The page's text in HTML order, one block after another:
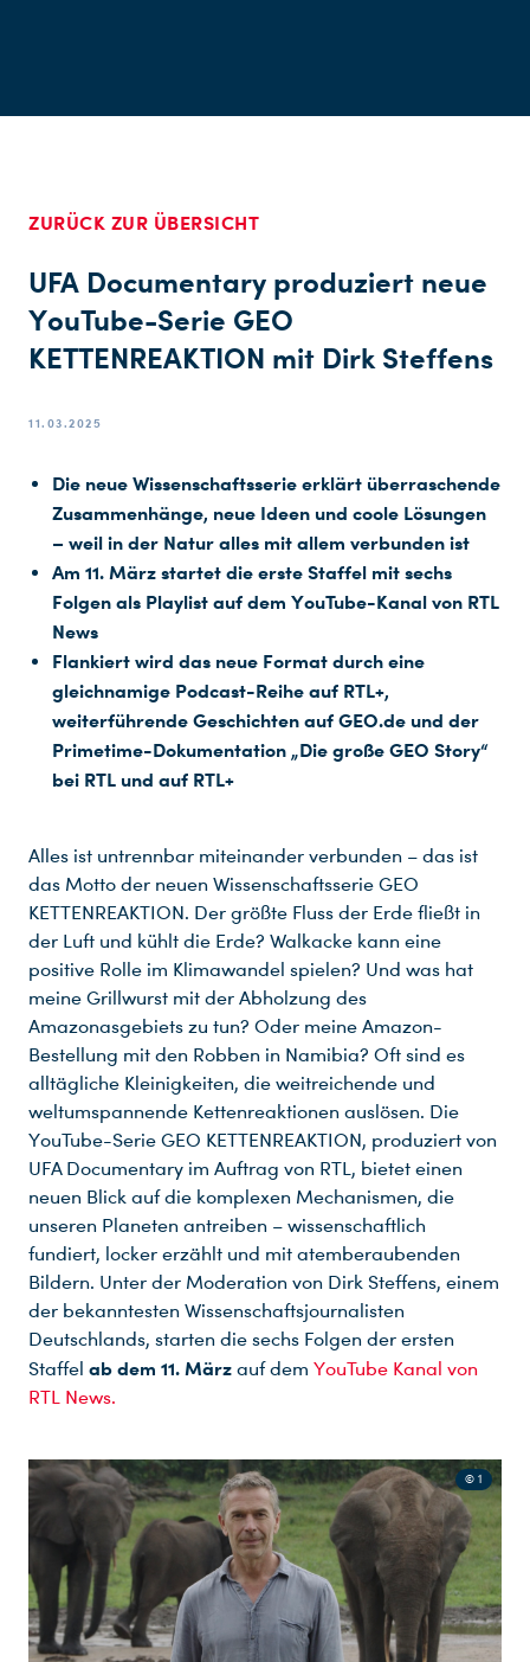
ZURÜCK ZUR ÜBERSICHT
UFA Documentary produziert neue
YouTube-Serie GEO
KETTENREAKTION mit Dirk Steffens
11.03.2025
Die neue Wissenschaftsserie erklärt überraschende
Zusammenhänge, neue Ideen und coole Lösungen
– weil in der Natur alles mit allem verbunden ist
Am 11. März startet die erste Staffel mit sechs
Folgen als Playlist auf dem YouTube-Kanal von RTL
News
Flankiert wird das neue Format durch eine
gleichnamige Podcast-Reihe auf RTL+,
weiterführende Geschichten auf GEO.de und der
Primetime-Dokumentation „Die große GEO Story“
bei RTL und auf RTL+
Alles ist untrennbar miteinander verbunden – das ist
das Motto der neuen Wissenschaftsserie GEO
KETTENREAKTION. Der größte Fluss der Erde fließt in
der Luft und kühlt die Erde? Walkacke kann eine
positive Rolle im Klimawandel spielen? Und was hat
meine Grillwurst mit der Abholzung des
Amazonasgebiets zu tun? Oder meine Amazon-
Bestellung mit den Robben in Namibia? Oft sind es
alltägliche Kleinigkeiten, die weitreichende und
weltumspannende Kettenreaktionen auslösen. Die
YouTube-Serie GEO KETTENREAKTION, produziert von
UFA Documentary im Auftrag von RTL, bietet einen
neuen Blick auf die komplexen Mechanismen, die
unseren Planeten antreiben – wissenschaftlich
fundiert, locker erzählt und mit atemberaubenden
Bildern. Unter der Moderation von Dirk Steffens, einem
der bekanntesten Wissenschaftsjournalisten
Deutschlands, starten die sechs Folgen der ersten
Staffel ab dem 11. März auf dem YouTube Kanal von
RTL News.
© 1